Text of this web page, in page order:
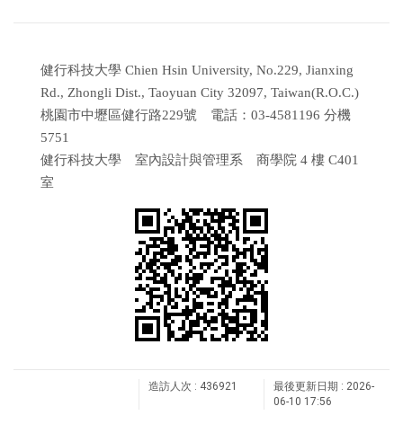
健行科技大學 Chien Hsin University, No.229, Jianxing
Rd., Zhongli Dist., Taoyuan City 32097, Taiwan(R.O.C.)
桃園市中壢區健行路229號 電話：03-4581196 分機
5751
健行科技大學 室內設計與管理系 商學院 4 樓 C401
室
造訪人次 : 436921 最後更新日期 : 2026-
06-10 17:56